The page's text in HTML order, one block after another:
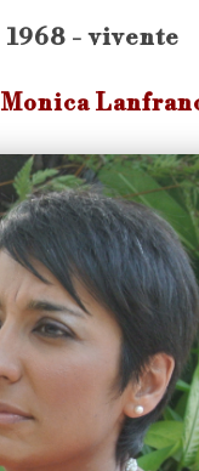
1968 - vivente
Monica